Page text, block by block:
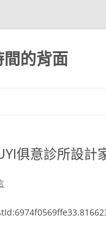
間的背面
俱意診所設